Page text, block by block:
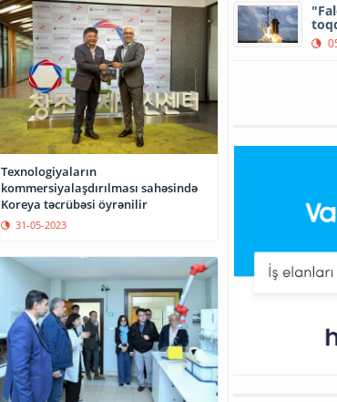
Texnologiyaların
kommersiyalaşdırılması sahəsində
Koreya təcrübəsi öyrənilir
31-05-2023